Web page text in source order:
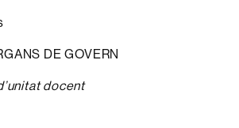
DE GOVERN
docent